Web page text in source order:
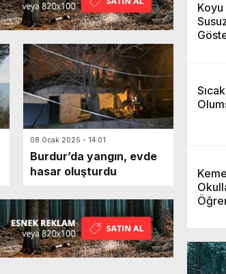
08 Ocak 2025 - 14:01
Burdur’da yangın, evde
hasar oluşturdu